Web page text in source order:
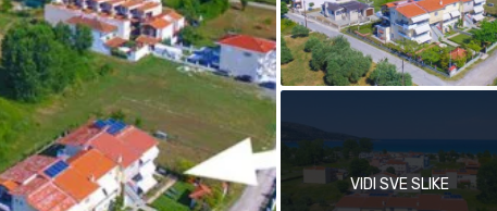
VIDI SVE SLIKE